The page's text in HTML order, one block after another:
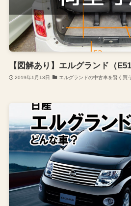
【図解あり】エルグランド（
2019年1月13日 エルグランドの中古車を賢く買